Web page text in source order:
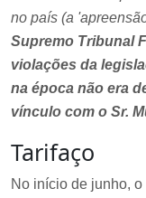
no país (a
Supremo Tribunal
violações da
na época não era
vínculo com o Sr.
Tarifaço
No início de junho,